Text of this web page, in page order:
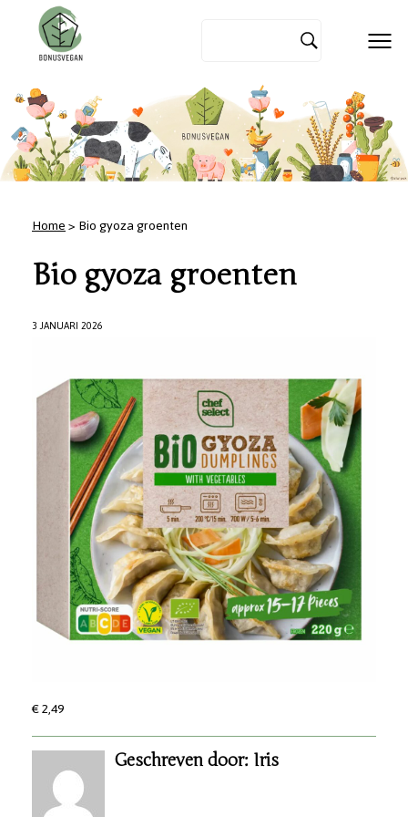
Home> Bio gyoza groenten
Bio gyoza groenten
3 JANUARI 2026
€ 2,49
Geschreven door: Iris